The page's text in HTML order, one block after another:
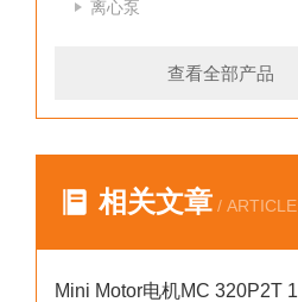
离心泵
查看全部产品
相关文章 / ARTICLE